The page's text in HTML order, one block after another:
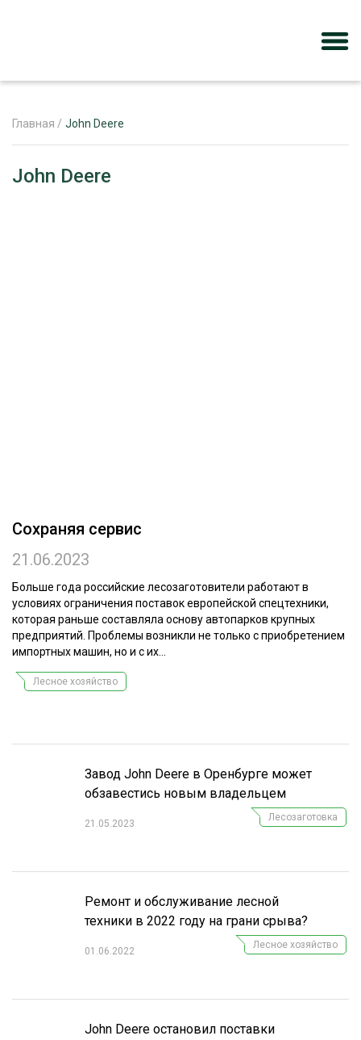
ЖУРНАЛ «ЛЕСНОЙ КОМПЛЕКС»
ПРОИЗВОДСТВО ДРЕВЕСНЫХ ПЛИТ
ЦБП
КОМПЛЕКСНАЯ ПЕРЕРАБОТКА
ЛЕСОПИЛЕНИЕ
ДЕРЕВЯННОЕ ДОМОСТРОЕНИЕ
БЕЗОПАСНОЕ ПРОИЗВОДСТВО
СУШКА ДРЕВЕСИНЫ
МЕБЕЛЬНОЕ ПРОИЗВОДСТВО
Главная / John Deere
John Deere
Сохраняя сервис
21.06.2023
Больше года российские лесозаготовители работают в
условиях ограничения поставок европейской спецтехники,
которая раньше составляла основу автопарков крупных
предприятий. Проблемы возникли не только с приобретением
импортных машин, но и с их...
Лесное хозяйство
Завод John Deere в Оренбурге может
обзавестись новым владельцем
21.05.2023
Лесозаготовка
Ремонт и обслуживание лесной
техники в 2022 году на грани срыва?
01.06.2022
Лесное хозяйство
John Deere остановил поставки